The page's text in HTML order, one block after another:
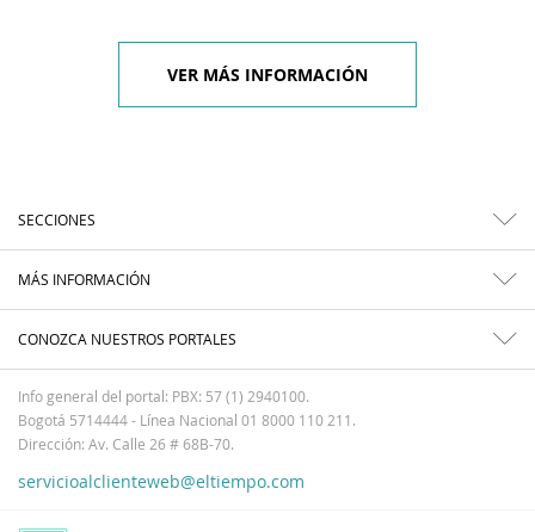
VER MÁS INFORMACIÓN
SECCIONES
MÁS INFORMACIÓN
CONOZCA NUESTROS PORTALES
Info general del portal: PBX: 57 (1) 2940100.
Bogotá 5714444 - Línea Nacional 01 8000 110 211.
Dirección: Av. Calle 26 # 68B-70.
servicioalclienteweb@eltiempo.com